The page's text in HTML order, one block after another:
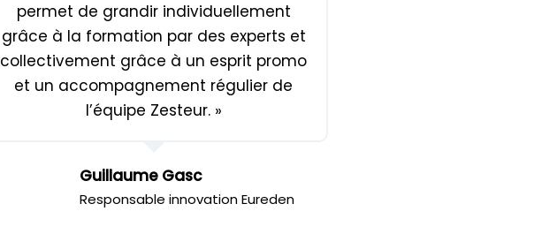
permet de grandir individuellement
grâce à la formation par des experts et
collectivement grâce à un esprit promo
et un accompagnement régulier de
l’équipe Zesteur. »
Guillaume Gasc
Responsable innovation Eureden